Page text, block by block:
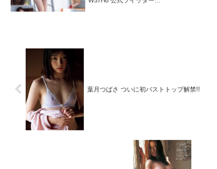
葉月つばさ ついに初バストトップ解禁!!